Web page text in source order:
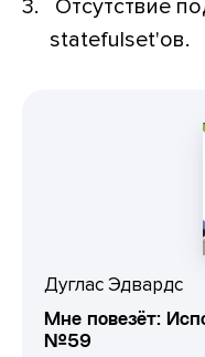
Отсутствие
statefulset'ов.
Дуглас Эдвардс
Мне повезёт:
№59